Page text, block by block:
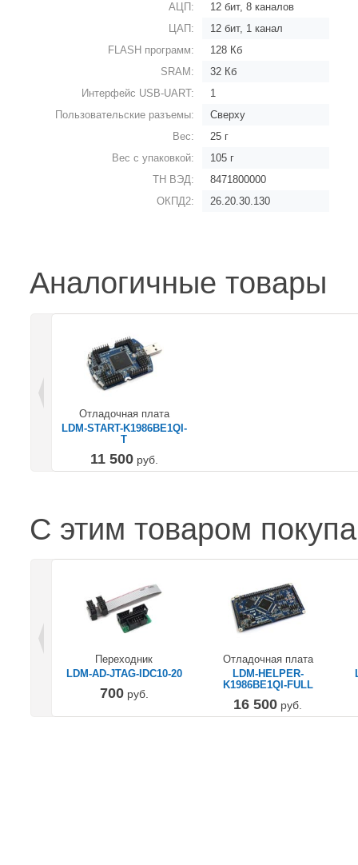
АЦП:
12 бит, 8 каналов
ЦАП:
12 бит, 1 канал
FLASH программ:
128 Кб
SRAM:
32 Кб
Интерфейс USB-UART:
1
Пользовательские разъемы:
Сверху
Вес:
25 г
Вес с упаковкой:
105 г
ТН ВЭД:
8471800000
ОКПД2:
26.20.30.130
Аналогичные товары
Отладочная плата
LDM-START-K1986BE1QI-
T
11 500руб.
С этим товаром
Переходник
LDM-AD-JTAG-IDC10-20
700руб.
Отладочная плата
LDM-HELPER-
K1986BE1QI-FULL
16 500 руб.